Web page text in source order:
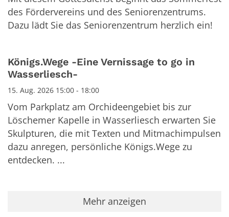
des Fördervereins und des Seniorenzentrums.
Dazu lädt Sie das Seniorenzentrum herzlich ein!
Königs.Wege -Eine Vernissage to go in
Wasserliesch-
15. Aug. 2026 15:00 - 18:00
Vom Parkplatz am Orchideengebiet bis zur
Löschemer Kapelle in Wasserliesch erwarten Sie
Skulpturen, die mit Texten und Mitmachimpulsen
dazu anregen, persönliche Königs.Wege zu
entdecken. ...
Mehr anzeigen